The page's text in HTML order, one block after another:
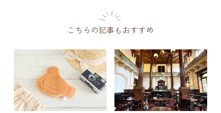
こちらの記事もおすすめ